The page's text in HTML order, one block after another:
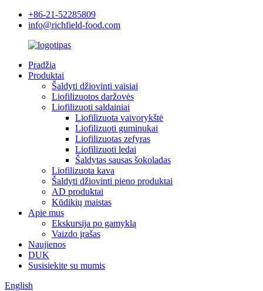
+86-21-52285809
info@richfield-food.com
Pradžia
Produktai
Šaldyti džiovinti vaisiai
Liofilizuotos daržovės
Liofilizuoti saldainiai
Liofilizuota vaivorykštė
Liofilizuoti guminukai
Liofilizuotas zefyras
Liofilizuoti ledai
Šaldytas sausas šokoladas
Liofilizuota kava
Šaldyti džiovinti pieno produktai
AD produktai
Kūdikių maistas
Apie mus
Ekskursija po gamyklą
Vaizdo įrašas
Naujienos
DUK
Susisiekite su mumis
English